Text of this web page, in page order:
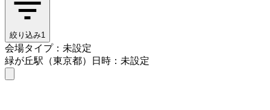
絞り込み1
会場タイプ：未設定
緑が丘駅（東京都）
日時：未設定